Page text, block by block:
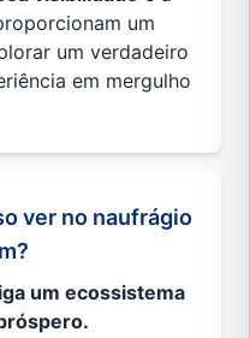
um
um verdadeiro
em mergulho
ver no naufrágio
um ecossistema